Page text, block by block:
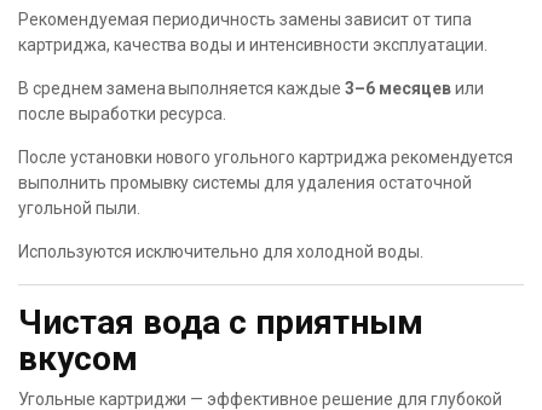
Рекомендуемая периодичность замены зависит от типа
картриджа, качества воды и интенсивности эксплуатации.
В среднем замена выполняется каждые 3–6 месяцевили
после выработки ресурса.
После установки нового угольного картриджа рекомендуется
выполнить промывку системы для удаления остаточной
угольной пыли.
Используются исключительно для холодной воды.
Чистая вода с приятным
вкусом
Угольные картриджи — эффективное решение для глубокой